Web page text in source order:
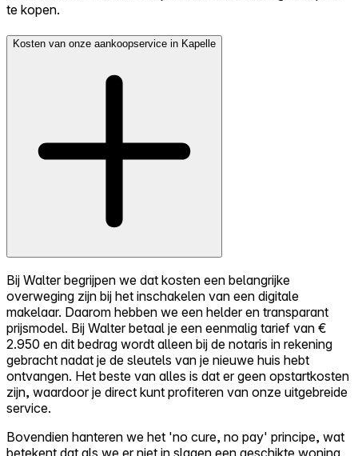
te kopen.
Kosten van onze aankoopservice in Kapelle
Bij Walter begrijpen we dat kosten een belangrijke
overweging zijn bij het inschakelen van een digitale
makelaar. Daarom hebben we een helder en transparant
prijsmodel. Bij Walter betaal je een eenmalig tarief van €
2.950 en dit bedrag wordt alleen bij de notaris in rekening
gebracht nadat je de sleutels van je nieuwe huis hebt
ontvangen. Het beste van alles is dat er geen opstartkosten
zijn, waardoor je direct kunt profiteren van onze uitgebreide
service.
Bovendien hanteren we het 'no cure, no pay' principe, wat